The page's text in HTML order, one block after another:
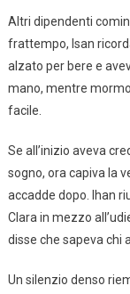
Altri dipendenti
frattempo, Isan
alzato per bere e
mano, mentre
facile.
Se all’inizio aveva
sogno, ora capiva la
accadde dopo. Ihan
Clara in mezzo
disse che sapeva chi
Un silenzio denso